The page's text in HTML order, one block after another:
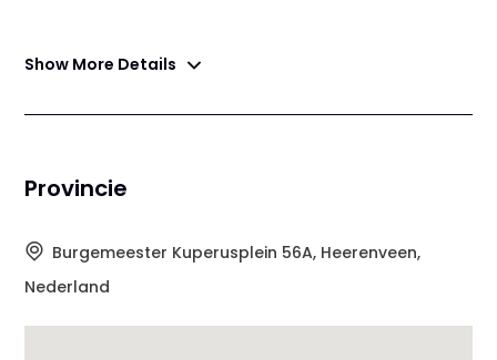
Terras
Show More Details
Provincie
Burgemeester Kuperusplein 56A, Heerenveen,
Nederland